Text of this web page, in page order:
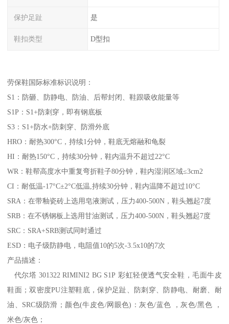
保护足趾 是
鞋扣类型 D型扣
劳保鞋国际标准标识说明：
S1：防砸、防静电、防油、后帮封闭、鞋跟吸收能量等
S1P：S1+防刺穿，即有钢底板
S3：S1+防水+防刺穿、防滑外底
HRO：耐热300°C，持续1分钟，鞋底无熔融和龟裂
HI：耐热150°C，持续30分钟，鞋内温升不超过22°C
WR：鞋帮高度水中重复弯折鞋子80分钟，鞋内湿润区域≤3cm2
CI：耐低温-17°C±2°C低温,持续30分钟，鞋内温降不超过10°C
SRA：在带釉瓷砖上选用皂液测试，压力400-500N，鞋头翘起7度
SRB：在不锈钢板上选用甘油测试，压力400-500N，鞋头翘起7度
SRC：SRA+SRB测试同时通过
ESD：电子级防静电，电阻值10的5次-3.5x10的7次
产品描述：
代尔塔 301322 RIMINI2 BG S1P 彩虹轻便透气安全鞋，毛面牛皮
鞋面；双密度PU注塑鞋底，保护足趾、防刺穿、防静电、耐磨、耐
油、SRC级防滑；颜色(牛皮色/网眼色)：灰色/蓝色 ，灰色/黑色 ，
米色/灰色；